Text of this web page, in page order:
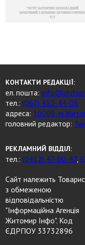
КОНТАКТИ РЕДАКЦІЇ:
ел. пошта:
тел.:(067) 410-44-05
адреса: 10008,
головний редактор:
РЕКЛАМНИЙ ВІДДІЛ:
тел.:(0412) 47-00-47,
Сайт належить
з обмеженою
відповідальністю
"Інформаційна Агенція
Житомир Інфо". Код
ЄДРПОУ 33732896